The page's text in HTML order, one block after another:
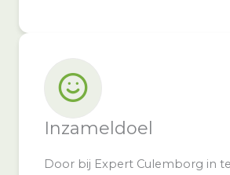
Inzameldoel
Door bij Expert Culemborg in